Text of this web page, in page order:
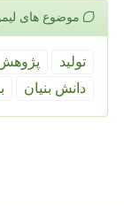
موضوع های
تولید
دانش بنیان